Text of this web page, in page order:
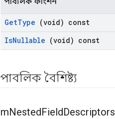
GetType (void) const
IsNullable (void) const
পাবলিক বৈশিষ্ট্য
mNestedFieldDescriptors